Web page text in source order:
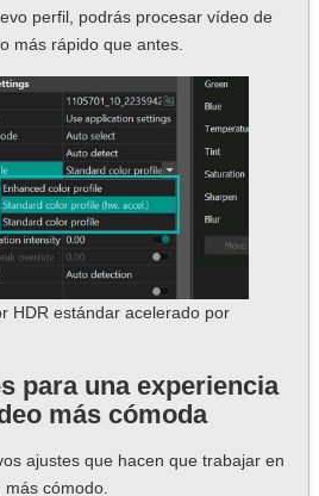
perfil, podrás procesar vídeo de
más rápido que antes.
HDR estándar acelerado por
para una experiencia
más cómoda
ajustes que hacen que trabajar en
cómodo.